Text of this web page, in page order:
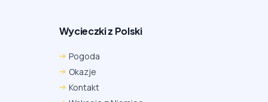
Wycieczki z Polski
Pogoda
Okazje
Kontakt
Edge
Ustawienia → Prywatność i bezpieczeństwo → Pliki
cookie innych firm → ustaw „Zezwalaj”.